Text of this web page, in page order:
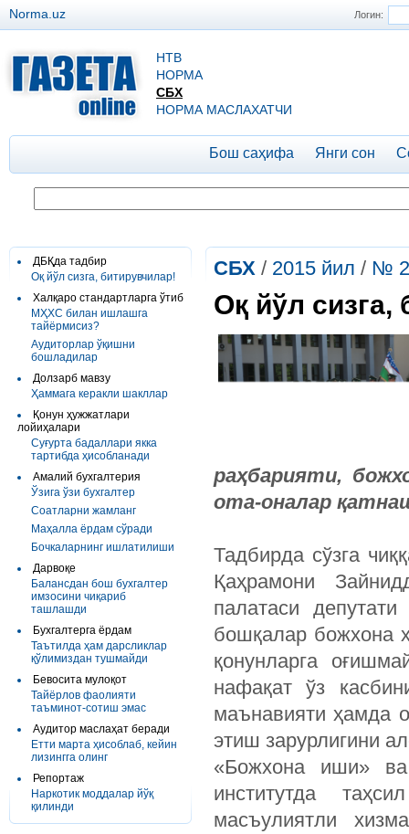
Логин:
Norma.uz
НТВ
НОРМА
СБХ
НОРМА МАСЛАХАТЧИ
Бош саҳифа Янги сон
ДБҚда тадбир
Oқ йўл сизга, битирувчилар!
Халқаро стандартларга ўтиб
МҲХС билан ишлашга
тайёрмисиз?
Аудиторлар ўқишни
бошладилар
Долзарб мавзу
Ҳаммага керакли шакллар
Қонун ҳужжатлари
лойиҳалари
Суғурта бадаллари якка
тартибда ҳисобланади
Амалий бухгалтерия
Ўзига ўзи бухгалтер
Соатларни жамланг
Маҳалла ёрдам сўради
Бочкаларнинг ишлатилиши
Дарвоқе
Балансдан бош бухгалтер
имзосини чиқариб
ташлашди
Бухгалтерга ёрдам
Таътилда ҳам дарсликлар
қўлимиздан тушмайди
Бевосита мулоқот
Тайёрлов фаолияти
таъминот-сотиш эмас
Аудитор маслаҳат беради
Етти марта ҳисоблаб, кейин
лизингга олинг
Репортаж
Наркотик моддалар йўқ
қилинди
СБХ / 2015 йил / №
Oқ йўл
раҳбарияти,
ота-оналар
Тадбирда сўзга
Қаҳрамони
палатаси
бошқалар божхона
қонунларга
нафақат ўз
маънавияти ҳамда
этиш зарурлигини
«Божхона иши» ва
институтда
масъулиятли